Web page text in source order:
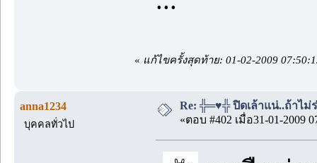
« แก้ไขครั้งสุดท้าย: 01-02-2009
anna1234
บุคคลทั่วไป
Re: ╬═♥╬ ปิดเล้าแน่..ถ้าไ
«ตอบ #402 เมื่อ31-01-2009